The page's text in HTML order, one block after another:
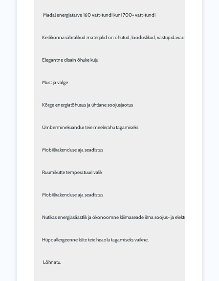
Madal energiatarve 160 vatt-tundi kuni 700+ vatt-tundi
Keskkonnasõbralikud materjalid on ohutud, looduslikud, vastupidavad
Elegantne disain õhuke kuju
Must ja valge
Kõrge energiatõhusus ja ühtlane soojusjaotus
Ümberminekuandur teie meelerahu tagamiseks
Mobiilirakenduse aja seadistus
Ruumikütte temperatuuri valik
Mobiilirakenduse aja seadistus
Nutikas energiasäästlik ja ökonoomne kliimaseade ilma soojus- ja elektrikadudeta.
Hüpoallergeenne küte teie heaolu tagamiseks vaikne.
Lõhnatu.